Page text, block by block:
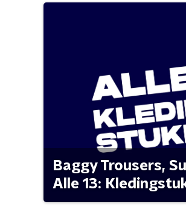
Baggy Trousers,
Alle 13: